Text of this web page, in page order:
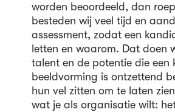
worden beoordeeld, dan
besteden wij veel tijd en
assessment, zodat een
letten en waarom. Dat doen
talent en de potentie die een
beeldvorming is ontzettend
hun vel zitten om te laten
wat je als organisatie wilt: